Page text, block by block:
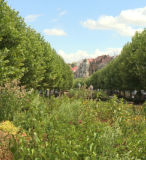
"Réaménagement de